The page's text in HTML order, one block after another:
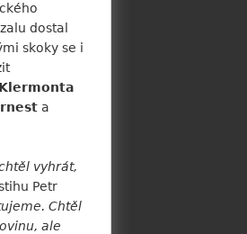
dostal
skoky se i
Klermonta
a
vyhrát,
Petr
Chtěl
ale